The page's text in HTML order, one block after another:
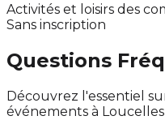
Activités et loisirs des
Sans inscription
Questions
Découvrez l'essentiel
événements à Loucelles